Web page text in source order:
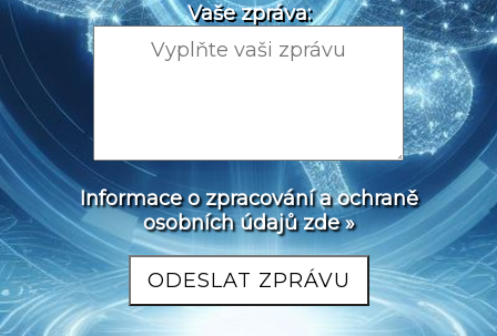
Vaše zpráva:
Informace o zpracování a ochraně
osobních údajů zde »